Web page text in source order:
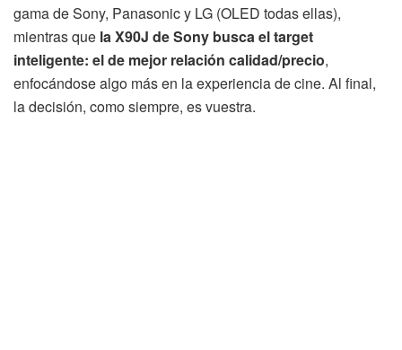
gama de Sony, Panasonic y LG (OLED todas ellas),
mientras que la X90J de Sony busca el target
inteligente: el de mejor relación calidad/precio,
enfocándose algo más en la experiencia de cine. Al final,
la decisión, como siempre, es vuestra.